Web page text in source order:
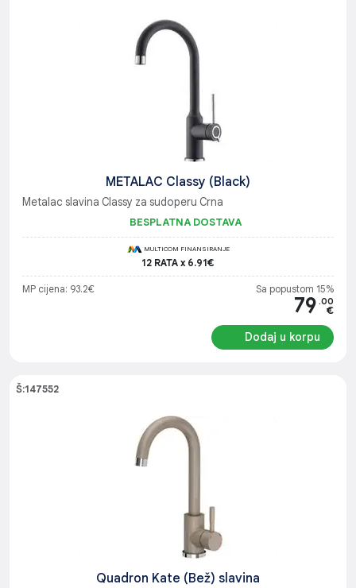
METALAC Classy (Black)
Metalac slavina Classy za sudoperu Crna
BESPLATNA DOSTAVA
MULTICOM FINANSIRANJE
12 RATA x 6.91€
MP cijena: 93.2€ Sa popustom 15%
79 .00
€
Dodaj u korpu
Š:147552
Quadron Kate (Bež) slavina